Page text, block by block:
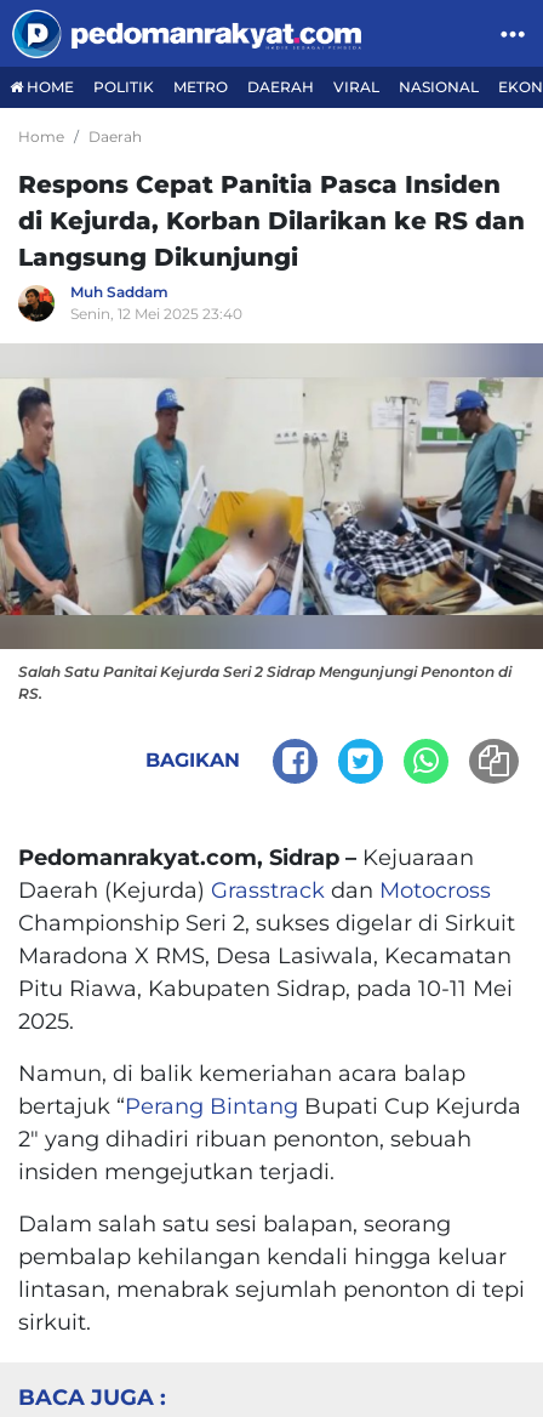
HOME POLITIK METRO DAERAH VIRAL NASIONAL
Home Daerah
Respons Cepat Panitia Pasca Insiden
di Kejurda, Korban Dilarikan ke RS dan
Langsung Dikunjungi
Muh Saddam
Senin, 12 Mei 2025 23:40
Salah Satu Panitai Kejurda Seri 2 Sidrap Mengunjungi Penonton di
RS.
BAGIKAN
Pedomanrakyat.com, Sidrap – Kejuaraan
Daerah (Kejurda) Grasstrack dan Motocross
Championship Seri 2, sukses digelar di Sirkuit
Maradona X RMS, Desa Lasiwala, Kecamatan
Pitu Riawa, Kabupaten Sidrap, pada 10-11 Mei
2025.
Namun, di balik kemeriahan acara balap
bertajuk “Perang Bintang Bupati Cup Kejurda
2″ yang dihadiri ribuan penonton, sebuah
insiden mengejutkan terjadi.
Dalam salah satu sesi balapan, seorang
pembalap kehilangan kendali hingga keluar
lintasan, menabrak sejumlah penonton di tepi
sirkuit.
BACA JUGA :